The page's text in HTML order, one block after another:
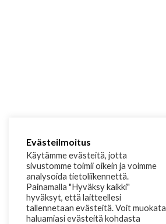
Evästeilmoitus
Käytämme evästeitä, jotta
sivustomme toimii oikein ja voimme
analysoida tietoliikennettä.
Painamalla "Hyväksy kaikki"
hyväksyt, että laitteellesi
tallennetaan evästeitä. Voit muokata
haluamiasi evästeitä kohdasta